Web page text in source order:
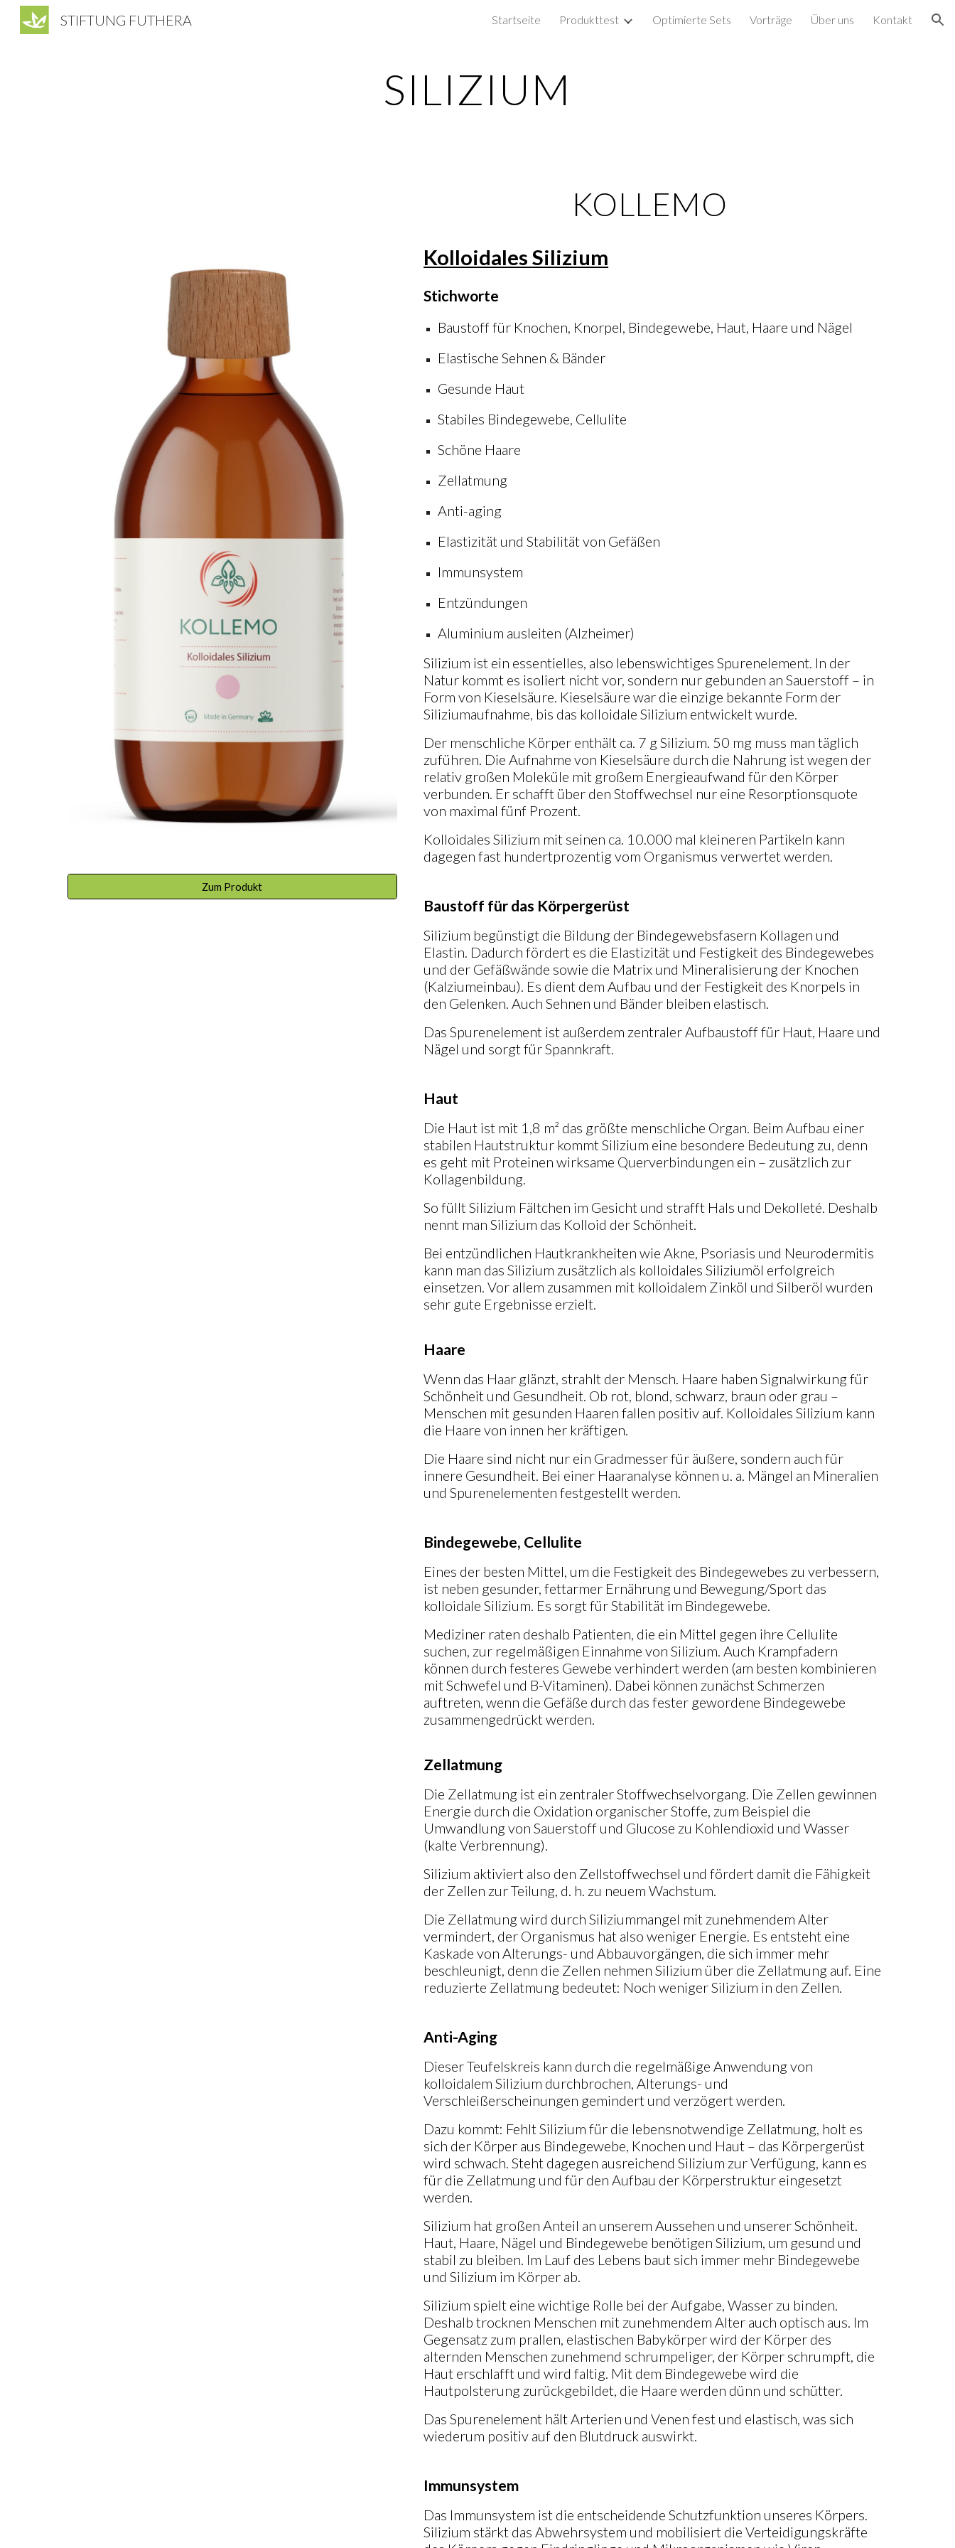
Skip to navigation
STIFTUNG FUTHERA Startseite Produkttest Optimierte Sets Vorträge Über uns Kontakt
SILIZIUM
Zum Produkt
KOLLEMO
KolloidalesSilizium
Stichworte
Baustoff für Knochen, Knorpel, Bindegewebe, Haut, Haare und Nägel
Elastische Sehnen & Bänder
Gesunde Haut
Stabiles Bindegewebe, Cellulite
Schöne Haare
Zellatmung
Anti-aging
Elastizität und Stabilität von Gefäßen
Immunsystem
Entzündungen
Aluminium ausleiten (Alzheimer)
Silizium ist ein essentielles, also lebenswichtiges Spurenelement. In der
Natur kommt es isoliert nicht vor, sondern nur gebunden an Sauerstoff – in
Form von Kieselsäure. Kieselsäure war die einzige bekannte Form der
Siliziumaufnahme, bis das kolloidale Silizium entwickelt wurde.
Der menschliche Körper enthält ca. 7 g Silizium. 50 mg muss man täglich
zuführen. Die Aufnahme von Kieselsäure durch die Nahrung ist wegen der
relativ großen Moleküle mit großem Energieaufwand für den Körper
verbunden. Er schafft über den Stoffwechsel nur eine Resorptionsquote
von maximal fünf Prozent.
Kolloidales Silizium mit seinen ca. 10.000 mal kleineren Partikeln kann
dagegen fast hundertprozentig vom Organismus verwertet werden.
Baustoff für das Körpergerüst
Silizium begünstigt die Bildung der Bindegewebsfasern Kollagen und
Elastin. Dadurch fördert es die Elastizität und Festigkeit des Bindegewebes
und der Gefäßwände sowie die Matrix und Mineralisierung der Knochen
(Kalziumeinbau). Es dient dem Aufbau und der Festigkeit des Knorpels in
den Gelenken. Auch Sehnen und Bänder bleiben elastisch.
Das Spurenelement ist außerdem zentraler Aufbaustoff für Haut, Haare und
Nägel und sorgt für Spannkraft.
Haut
Die Haut ist mit 1,8 m² das größte menschliche Organ. Beim Aufbau einer
stabilen Hautstruktur kommt Silizium eine besondere Bedeutung zu, denn
es geht mit Proteinen wirksame Querverbindungen ein – zusätzlich zur
Kollagenbildung.
So füllt Silizium Fältchen im Gesicht und strafft Hals und Dekolleté. Deshalb
nennt man Silizium das Kolloid der Schönheit.
Bei entzündlichen Hautkrankheiten wie Akne, Psoriasis und Neurodermitis
kann man das Silizium zusätzlich als kolloidales Siliziumöl erfolgreich
einsetzen. Vor allem zusammen mit kolloidalem Zinköl und Silberöl wurden
sehr gute Ergebnisse erzielt.
Haare
Wenn das Haar glänzt, strahlt der Mensch. Haare haben Signalwirkung für
Schönheit und Gesundheit. Ob rot, blond, schwarz, braun oder grau –
Menschen mit gesunden Haaren fallen positiv auf. Kolloidales Silizium kann
die Haare von innen her kräftigen.
Die Haare sind nicht nur ein Gradmesser für äußere, sondern auch für
innere Gesundheit. Bei einer Haaranalyse können u. a. Mängel an Mineralien
und Spurenelementen festgestellt werden.
Bindegewebe, Cellulite
Eines der besten Mittel, um die Festigkeit des Bindegewebes zu verbessern,
ist neben gesunder, fettarmer Ernährung und Bewegung/Sport das
kolloidale Silizium. Es sorgt für Stabilität im Bindegewebe.
Mediziner raten deshalb Patienten, die ein Mittel gegen ihre Cellulite
suchen, zur regelmäßigen Einnahme von Silizium. Auch Krampfadern
können durch festeres Gewebe verhindert werden (am besten kombinieren
mit Schwefel und B-Vitaminen). Dabei können zunächst Schmerzen
auftreten, wenn die Gefäße durch das fester gewordene Bindegewebe
zusammengedrückt werden.
Zellatmung
Die Zellatmung ist ein zentraler Stoffwechselvorgang. Die Zellen gewinnen
Energie durch die Oxidation organischer Stoffe, zum Beispiel die
Umwandlung von Sauerstoff und Glucose zu Kohlendioxid und Wasser
(kalte Verbrennung).
Silizium aktiviert also den Zellstoffwechsel und fördert damit die Fähigkeit
der Zellen zur Teilung, d. h. zu neuem Wachstum.
Die Zellatmung wird durch Siliziummangel mit zunehmendem Alter
vermindert, der Organismus hat also weniger Energie. Es entsteht eine
Kaskade von Alterungs- und Abbauvorgängen, die sich immer mehr
beschleunigt, denn die Zellen nehmen Silizium über die Zellatmung auf. Eine
reduzierte Zellatmung bedeutet: Noch weniger Silizium in den Zellen.
Anti-Aging
Dieser Teufelskreis kann durch die regelmäßige Anwendung von
kolloidalem Silizium durchbrochen, Alterungs- und
Verschleißerscheinungen gemindert und verzögert werden.
Dazu kommt: Fehlt Silizium für die lebensnotwendige Zellatmung, holt es
sich der Körper aus Bindegewebe, Knochen und Haut – das Körpergerüst
wird schwach. Steht dagegen ausreichend Silizium zur Verfügung, kann es
für die Zellatmung und für den Aufbau der Körperstruktur eingesetzt
werden.
Silizium hat großen Anteil an unserem Aussehen und unserer Schönheit.
Haut, Haare, Nägel und Bindegewebe benötigen Silizium, um gesund und
stabil zu bleiben. Im Lauf des Lebens baut sich immer mehr Bindegewebe
und Silizium im Körper ab.
Silizium spielt eine wichtige Rolle bei der Aufgabe, Wasser zu binden.
Deshalb trocknen Menschen mit zunehmendem Alter auch optisch aus. Im
Gegensatz zum prallen, elastischen Babykörper wird der Körper des
alternden Menschen zunehmend schrumpeliger, der Körper schrumpft, die
Haut erschlafft und wird faltig. Mit dem Bindegewebe wird die
Hautpolsterung zurückgebildet, die Haare werden dünn und schütter.
Das Spurenelement hält Arterien und Venen fest und elastisch, was sich
wiederum positiv auf den Blutdruck auswirkt.
Immunsystem
Das Immunsystem ist die entscheidende Schutzfunktion unseres Körpers.
Silizium stärkt das Abwehrsystem und mobilisiert die Verteidigungskräfte